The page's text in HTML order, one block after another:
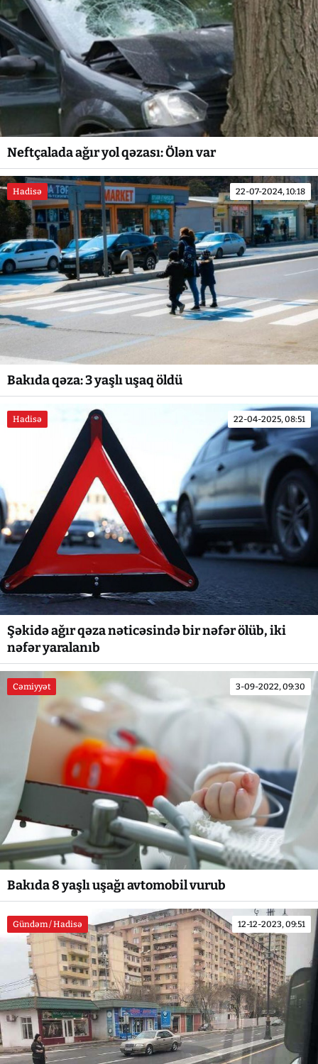
Neftçalada ağır yol qəzası: Ölən var
Hadisə 22-07-2024, 10:18
Bakıda qəza: 3 yaşlı uşaq öldü
Hadisə 22-04-2025, 08:51
Şəkidə ağır qəza nəticəsində bir nəfər ölüb, iki
nəfər yaralanıb
Cəmiyyət 3-09-2022, 09:30
Bakıda 8 yaşlı uşağı avtomobil vurub
Gündəm / Hadisə 12-12-2023, 09:51